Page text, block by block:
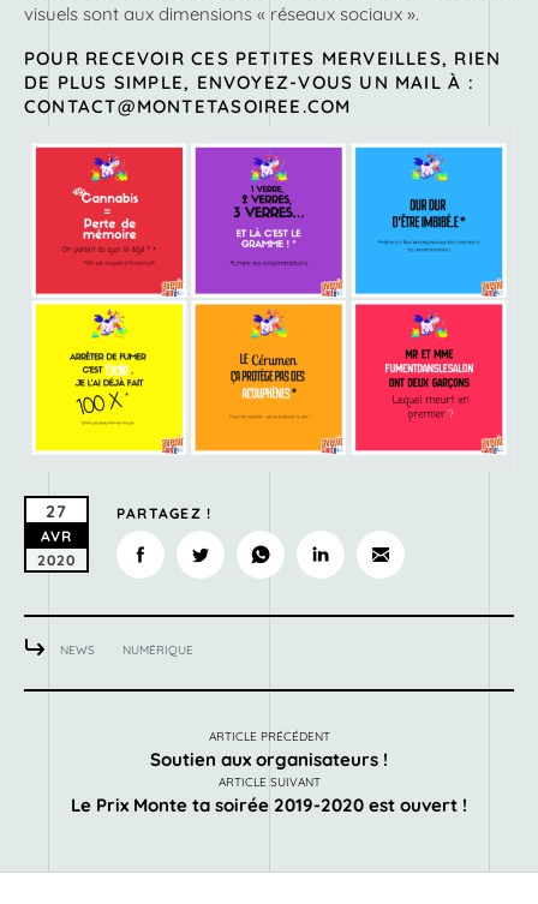
visuels sont aux dimensions « réseaux sociaux ».
POUR RECEVOIR CES PETITES MERVEILLES, RIEN
DE PLUS SIMPLE, ENVOYEZ-VOUS UN MAIL À :
CONTACT@MONTETASOIREE.COM
27
AVR
2020
PARTAGEZ !
NEWS NUMÉRIQUE
ARTICLE PRÉCÉDENT
Soutien aux organisateurs !
ARTICLE SUIVANT
Le Prix Monte ta soirée 2019-2020 est ouvert !